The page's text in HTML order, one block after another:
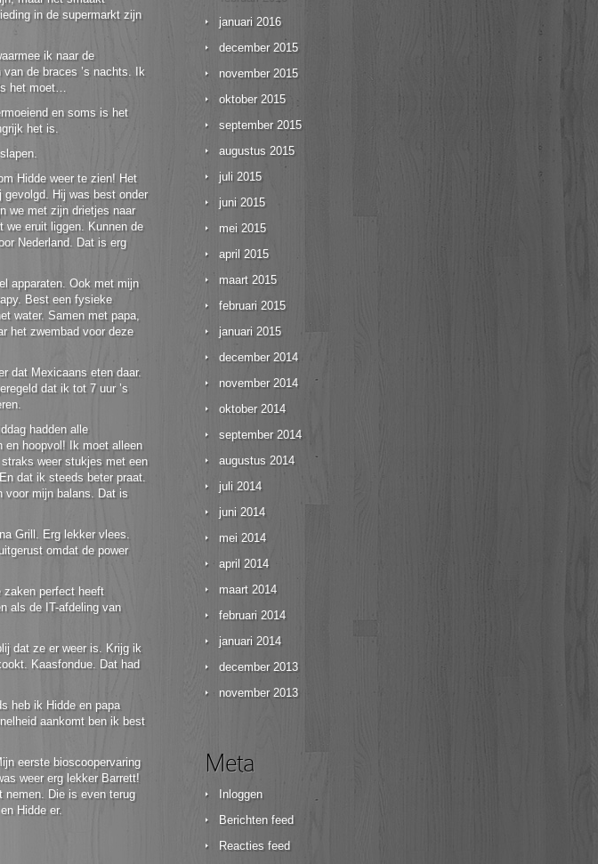
in de supermarkt zijn
ik naar de
van de braces ’s nachts. Ik
het moet…
en soms is het
het is.
Hidde weer te zien! Het
Hij was best onder
we met zijn drietjes naar
we eruit liggen. Kunnen de
Nederland. Dat is erg
apparaten. Ook met mijn
Best een fysieke
water. Samen met papa,
het zwembad voor deze
dat Mexicaans eten daar.
dat ik tot 7 uur ’s
hadden alle
en hoopvol! Ik moet alleen
weer stukjes met een
dat ik steeds beter praat.
voor mijn balans. Dat is
Grill. Erg lekker vlees.
omdat de power
zaken perfect heeft
als de IT-afdeling van
dat ze er weer is. Krijg ik
Kaasfondue. Dat had
heb ik Hidde en papa
aankomt ben ik best
eerste bioscoopervaring
weer erg lekker Barrett!
nemen. Die is even terug
Hidde er.
januari 2016
december 2015
november 2015
oktober 2015
september 2015
augustus 2015
juli 2015
juni 2015
mei 2015
april 2015
maart 2015
februari 2015
januari 2015
december 2014
november 2014
oktober 2014
september 2014
augustus 2014
juli 2014
juni 2014
mei 2014
april 2014
maart 2014
februari 2014
januari 2014
december 2013
november 2013
Meta
Inloggen
Berichten feed
Reacties feed